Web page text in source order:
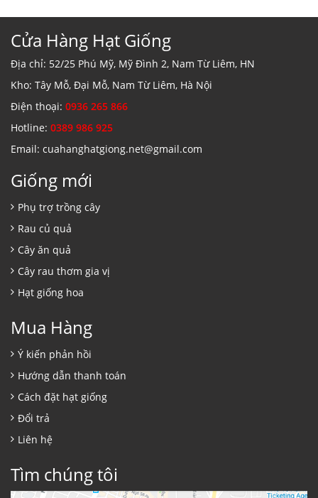
Cửa Hàng Hạt Giống
Địa chỉ: 52/25 Phú Mỹ, Mỹ Đình 2, Nam Từ Liêm, HN
Kho: Tây Mỗ, Đại Mỗ, Nam Từ Liêm, Hà Nội
Điện thoại: 0936 265 866
Hotline: 0389 986 925
Email: cuahanghatgiong.net@gmail.com
Giống mới
Phụ trợ trồng cây
Rau củ quả
Cây ăn quả
Cây rau thơm gia vị
Hạt giống hoa
Mua Hàng
Ý kiến phản hồi
Hướng dẫn thanh toán
Cách đặt hạt giống
Đổi trả
Liên hệ
Tìm chúng tôi